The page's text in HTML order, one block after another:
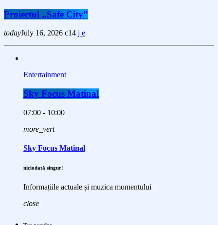
Proiectul „Safe City”
todayJuly 16, 2026 14
Entertainment
Sky Focus Matinal
07:00 - 10:00
more_vert
Sky Focus Matinal
niciodată singur!
Informațiile actuale și muzica momentului
close